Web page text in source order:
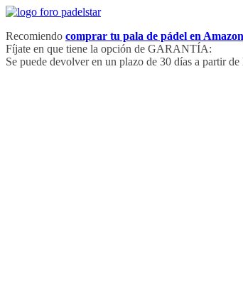
Saltar
contenido
Recomiendo comprar tu pala de pádel en Amazon
Fíjate en que tiene la opción de GARANTÍA:
Se puede devolver en un plazo de 30 días a partir